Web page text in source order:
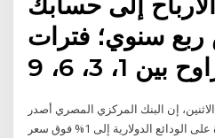
سنوي؛ فترات
1، 3، 6، 9
إن البنك المركزي المصري أصدر
تعليمات للبنوك بخفض الفائدة على الودائع الدولارية إلى 1% فوق سعر